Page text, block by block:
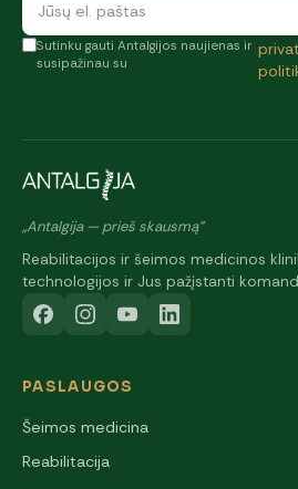
Sutinku gauti Antalgijos naujienas ir
susipažinau su
„Antalgija — prieš skausmą"
Reabilitacijos ir šeimos medicinos
technologijos ir Jus pažįstanti
PASLAUGOS
Šeimos medicina
Reabilitacija